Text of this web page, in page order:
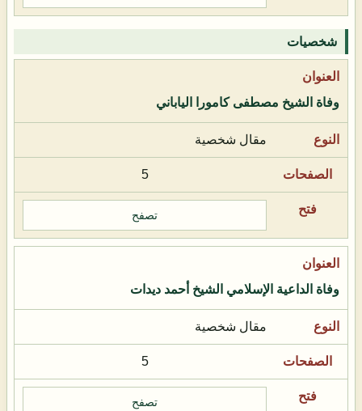
شخصيات
وفاة الشيخ مصطفى كامورا الياباني
مقال شخصية
5
تصفح
وفاة الداعية الإسلامي الشيخ أحمد ديدات
مقال شخصية
5
تصفح